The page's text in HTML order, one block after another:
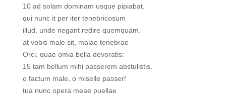
10 ad solam dominam usque pipiabat.
qui nunc it per iter tenebricosum
illud, unde negant redire quemquam.
at vobis male sit, malae tenebrae
Orci, quae omia bella devoratis:
15 tam bellum mihi passerem abstulistis.
o factum male, o miselle passer!
tua nunc opera meae puellae